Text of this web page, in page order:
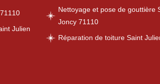
Julien
Nettoyage et pose de gouttière
Joncy 71110
Réparation de toiture Saint